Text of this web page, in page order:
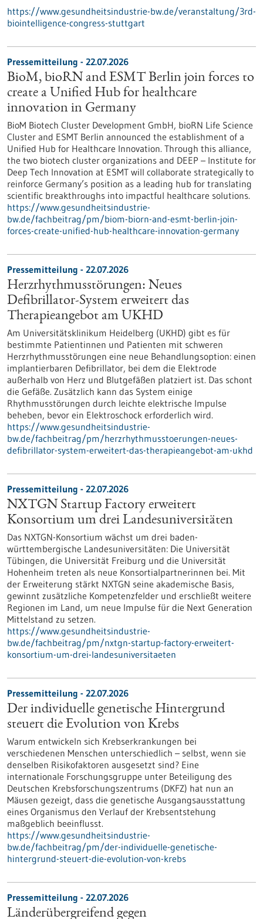
https://www.gesundheitsindustrie-bw.de/veranstaltung/3rd-
biointelligence-congress-stuttgart
Pressemitteilung - 22.07.2026
BioM, bioRN and ESMT Berlin join forces to
create a Unified Hub for healthcare
innovation in Germany
BioM Biotech Cluster Development GmbH, bioRN Life Science
Cluster and ESMT Berlin announced the establishment of a
Unified Hub for Healthcare Innovation. Through this alliance,
the two biotech cluster organizations and DEEP – Institute for
Deep Tech Innovation at ESMT will collaborate strategically to
reinforce Germany’s position as a leading hub for translating
scientific breakthroughs into impactful healthcare solutions.
https://www.gesundheitsindustrie-
bw.de/fachbeitrag/pm/biom-biorn-and-esmt-berlin-join-
forces-create-unified-hub-healthcare-innovation-germany
Pressemitteilung - 22.07.2026
Herzrhythmusstörungen: Neues
Defibrillator-System erweitert das
Therapieangebot am UKHD
Am Universitätsklinikum Heidelberg (UKHD) gibt es für
bestimmte Patientinnen und Patienten mit schweren
Herzrhythmusstörungen eine neue Behandlungsoption: einen
implantierbaren Defibrillator, bei dem die Elektrode
außerhalb von Herz und Blutgefäßen platziert ist. Das schont
die Gefäße. Zusätzlich kann das System einige
Rhythmusstörungen durch leichte elektrische Impulse
beheben, bevor ein Elektroschock erforderlich wird.
https://www.gesundheitsindustrie-
bw.de/fachbeitrag/pm/herzrhythmusstoerungen-neues-
defibrillator-system-erweitert-das-therapieangebot-am-ukhd
Pressemitteilung - 22.07.2026
NXTGN Startup Factory erweitert
Konsortium um drei Landesuniversitäten
Das NXTGN-Konsortium wächst um drei baden-
württembergische Landesuniversitäten: Die Universität
Tübingen, die Universität Freiburg und die Universität
Hohenheim treten als neue Konsortialpartnerinnen bei. Mit
der Erweiterung stärkt NXTGN seine akademische Basis,
gewinnt zusätzliche Kompetenzfelder und erschließt weitere
Regionen im Land, um neue Impulse für die Next Generation
Mittelstand zu setzen.
https://www.gesundheitsindustrie-
bw.de/fachbeitrag/pm/nxtgn-startup-factory-erweitert-
konsortium-um-drei-landesuniversitaeten
Pressemitteilung - 22.07.2026
Der individuelle genetische Hintergrund
steuert die Evolution von Krebs
Warum entwickeln sich Krebserkrankungen bei
verschiedenen Menschen unterschiedlich – selbst, wenn sie
denselben Risikofaktoren ausgesetzt sind? Eine
internationale Forschungsgruppe unter Beteiligung des
Deutschen Krebsforschungszentrums (DKFZ) hat nun an
Mäusen gezeigt, dass die genetische Ausgangsausstattung
eines Organismus den Verlauf der Krebsentstehung
maßgeblich beeinflusst.
https://www.gesundheitsindustrie-
bw.de/fachbeitrag/pm/der-individuelle-genetische-
hintergrund-steuert-die-evolution-von-krebs
Pressemitteilung - 22.07.2026
Länderübergreifend gegen